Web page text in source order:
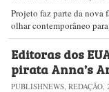
Projeto faz parte da nova
olhar contemporâneo
Editoras dos
pirata Anna’s
PUBLISHNEWS, REDAÇÃO,